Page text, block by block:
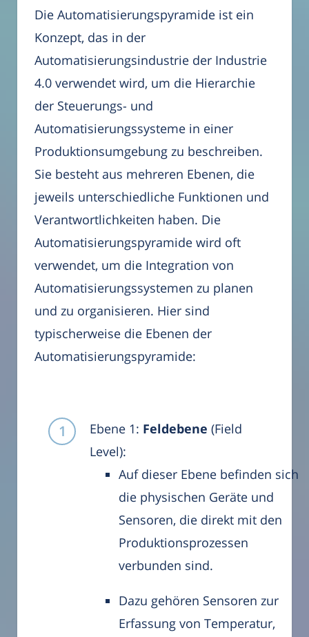
Die Automatisierungspyramide ist ein
Konzept, das in der
Automatisierungsindustrie der Industrie
4.0 verwendet wird, um die Hierarchie
der Steuerungs- und
Automatisierungssysteme in einer
Produktionsumgebung zu beschreiben.
Sie besteht aus mehreren Ebenen, die
jeweils unterschiedliche Funktionen und
Verantwortlichkeiten haben. Die
Automatisierungspyramide wird oft
verwendet, um die Integration von
Automatisierungssystemen zu planen
und zu organisieren. Hier sind
typischerweise die Ebenen der
Automatisierungspyramide:
Ebene 1: Feldebene (Field
Level):
Auf dieser Ebene befinden sich
die physischen Geräte und
Sensoren, die direkt mit den
Produktionsprozessen
verbunden sind.
Dazu gehören Sensoren zur
Erfassung von Temperatur,